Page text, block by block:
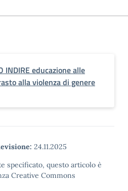
INDIRE educazione alle
alla violenza di genere
24.11.2025
specificato, questo articolo è
Creative Commons